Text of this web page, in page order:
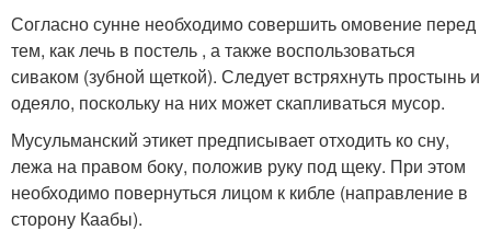
Согласно сунне необходимо совершить омовение перед
тем, как лечь в постель , а также воспользоваться
сиваком (зубной щеткой). Следует встряхнуть простынь и
одеяло, поскольку на них может скапливаться мусор.
Мусульманский этикет предписывает отходить ко сну,
лежа на правом боку, положив руку под щеку. При этом
необходимо повернуться лицом к кибле (направление в
сторону Каабы).